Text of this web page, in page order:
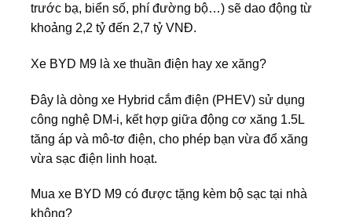
trước bạ, biển số, phí đường bộ…) sẽ dao động từ
khoảng 2,2 tỷ đến 2,7 tỷ VNĐ.
Xe BYD M9 là xe thuần điện hay xe xăng?
Đây là dòng xe Hybrid cắm điện (PHEV) sử dụng
công nghệ DM-i, kết hợp giữa động cơ xăng 1.5L
tăng áp và mô-tơ điện, cho phép bạn vừa đổ xăng
vừa sạc điện linh hoạt.
Mua xe BYD M9 có được tặng kèm bộ sạc tại nhà
không?